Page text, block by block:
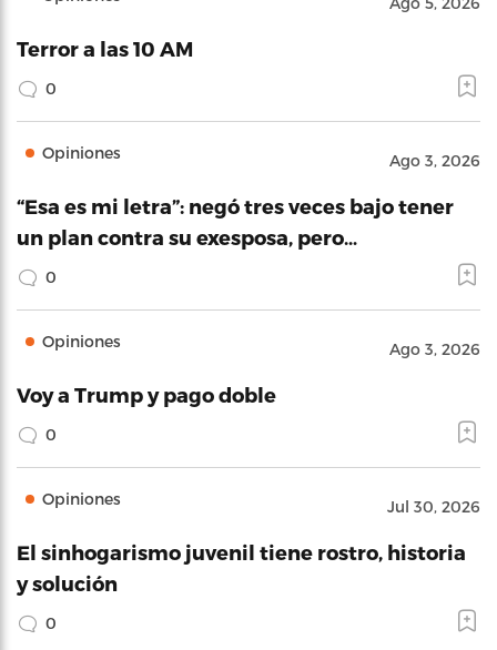
Terror a las 10 AM
0
Opiniones Ago 3, 2026
“Esa es mi letra”: negó tres veces bajo tener
un plan contra su exesposa, pero…
0
Opiniones Ago 3, 2026
Voy a Trump y pago doble
0
Opiniones Jul 30, 2026
El sinhogarismo juvenil tiene rostro, historia
y solución
0